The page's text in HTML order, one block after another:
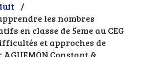
/
les nombres
en classe de 5eme au CEG
et approches de
Constant &